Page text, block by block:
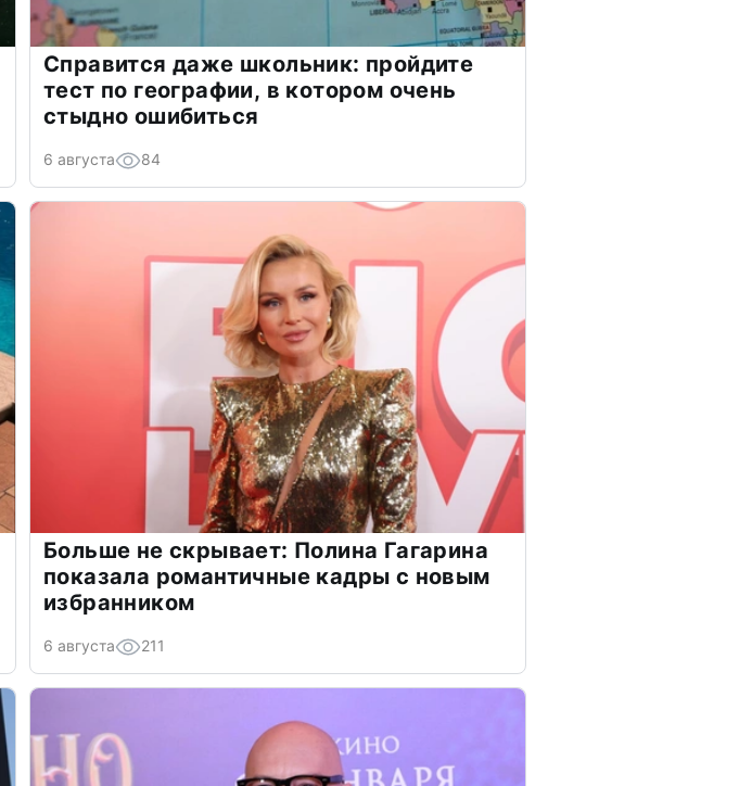
Справится даже школьник: пройдите
тест по географии, в котором очень
стыдно ошибиться
6 августа 84
Больше не скрывает: Полина Гагарина
показала романтичные кадры с новым
избранником
6 августа 211